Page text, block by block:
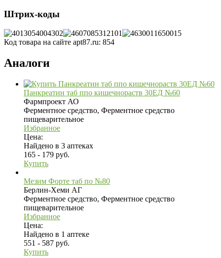
Штрих-коды
Код товара на сайте apt87.ru: 854
Аналоги
Панкреатин таб ппо кишечнораств 30ЕД №60
Фармпроект АО
Ферментное средство, Ферментное средство
пищеварительное
Избранное
Цена:
Найдено в 3 аптеках
165 - 179 руб.
Купить
Мезим Форте таб по №80
Берлин-Хеми АГ
Ферментное средство, Ферментное средство
пищеварительное
Избранное
Цена:
Найдено в 1 аптеке
551 - 587 руб.
Купить